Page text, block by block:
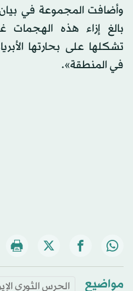
وأضافت المجموعة في
بالغ إزاء هذه الهجمات
تشكلها على بحارتها
في المنطقة».
مواضيع الحرس الثوري